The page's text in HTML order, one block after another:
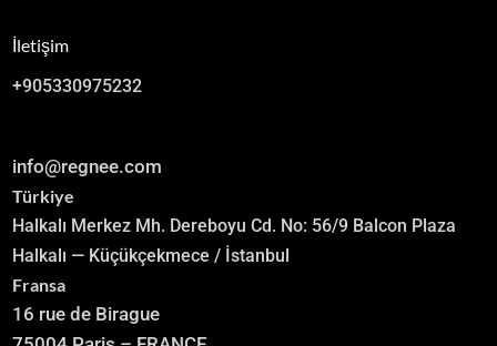
İletişim
+905330975232
info@regnee.com
Türkiye
Halkalı Merkez Mh. Dereboyu Cd. No: 56/9 Balcon Plaza
Halkalı — Küçükçekmece / İstanbul
Fransa
16 rue de Birague